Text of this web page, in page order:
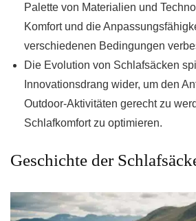
Palette von Materialien und
Komfort und die
verschiedenen Bedingungen
Die Evolution von Schlafsäcken
Innovationsdrang wider, um den
Outdoor-Aktivitäten gerecht zu
Schlafkomfort zu optimieren.
Geschichte der